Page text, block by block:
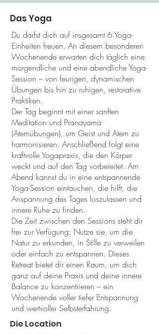
Das Yoga
Du darfst dich auf insgesamt 6 Yoga-
Einheiten freuen. An diesem besonderen
Wochenende erwarten dich täglich eine
morgendliche und eine abendliche Yoga-
Session – von feurigen, dynamischen
Übungen bis hin zu ruhigen, restorative
Praktiken.
Der Tag beginnt mit einer sanften
Meditation und Pranayama
(Atemübungen), um Geist und Atem zu
harmonisieren. Anschließend folgt eine
kraftvolle Yogapraxis, die den Körper
weckt und auf den Tag vorbereitet. Am
Abend kannst du in eine entspannende
Yoga-Session eintauchen, die hilft, die
Anspannung des Tages loszulassen und
innere Ruhe zu finden.
Die Zeit zwischen den Sessions steht dir
frei zur Verfügung: Nutze sie, um die
Natur zu erkunden, in Stille zu verweilen
oder einfach zu entspannen. Dieses
Retreat bietet dir einen Raum, um dich
ganz auf deine Praxis und deine innere
Balance zu konzentrieren – ein
Wochenende voller tiefer Entspannung
und wertvoller Selbsterfahrung.
Die Location